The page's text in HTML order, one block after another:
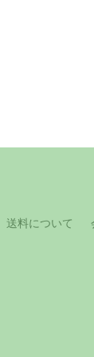
送料について